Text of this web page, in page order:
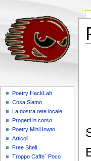
Poetry HackLab
Cosa Siamo
La nostra rete locale
Progetti in corso
Poetry MiniHowto
Articoli
Free Shell
Troppo Caffe` Poco